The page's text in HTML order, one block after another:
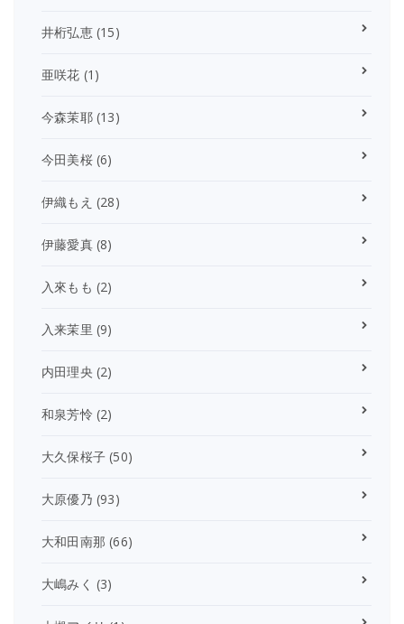
井桁弘恵(15)
亜咲花 (1)
今森茉耶(13)
今田美桜(6)
伊織もえ (28)
伊藤愛真(8)
入來もも (2)
入来茉里 (9)
内田理央 (2)
和泉芳怜 (2)
大久保桜子 (50)
大原優乃 (93)
大和田南那 (66)
大嶋みく (3)